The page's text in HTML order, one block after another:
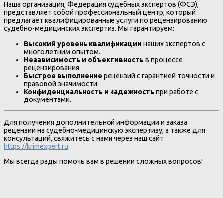
Наша организация, Федерация судебных экспертов (ФСЭ),
представляет собой профессиональный центр, который
предлагает квалифицированные услуги по рецензированию
судебно-медицинских экспертиз. Мы гарантируем:
Высокий уровень квалификации наших экспертов с
многолетним опытом.
Независимость и объективность в процессе
рецензирования.
Быстрое выполнение рецензий с гарантией точности и
правовой значимости.
Конфиденциальность и надежность при работе с
документами.
Для получения дополнительной информации и заказа
рецензии на судебно-медицинскую экспертизу, а также для
консультаций, свяжитесь с нами через наш сайт
https://krimexpert.ru.
Мы всегда рады помочь вам в решении сложных вопросов!